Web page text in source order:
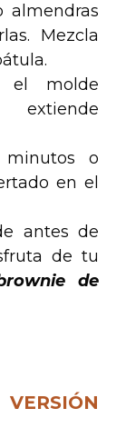
almendras
Mezcla
el molde
minutos o
en el
antes de
de tu
de